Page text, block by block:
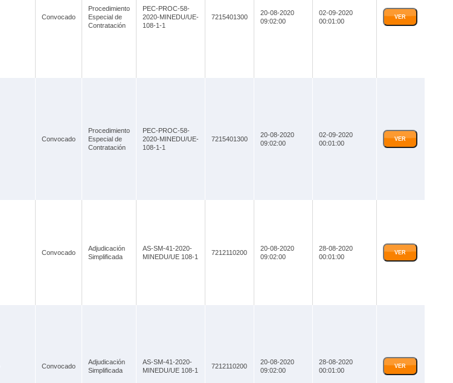
Convocado
Procedimiento
Especial de
Contratación
PEC-PROC-58-
2020-MINEDU/UE-
108-1-1
7215401300
20-08-2020
09:02:00
02-09-2020
00:01:00
VER
Convocado
Procedimiento
Especial de
Contratación
PEC-PROC-58-
2020-MINEDU/UE-
108-1-1
7215401300
20-08-2020
09:02:00
02-09-2020
00:01:00
VER
Convocado
Adjudicación
Simplificada
AS-SM-41-2020-
MINEDU/UE 108-1
7212110200
20-08-2020
09:02:00
28-08-2020
00:01:00
VER
Convocado
Adjudicación
Simplificada
AS-SM-41-2020-
MINEDU/UE 108-1
7212110200
20-08-2020
09:02:00
28-08-2020
00:01:00
VER